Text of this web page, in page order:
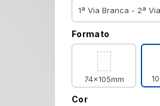
Formato
74x105mm
Cor